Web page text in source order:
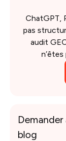
blog
ChatGPT,
pas
audit